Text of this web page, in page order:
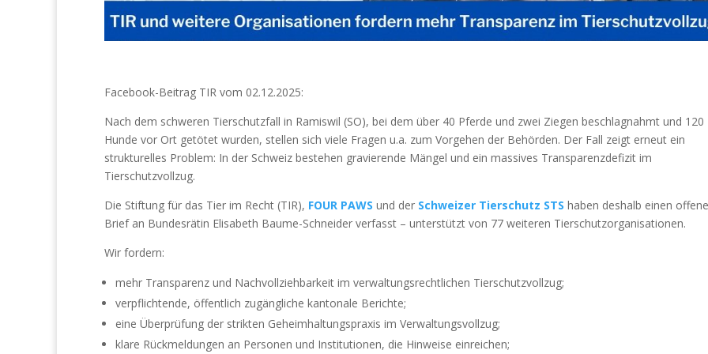
Facebook-Beitrag TIR vom 02.12.2025:
Nach dem schweren Tierschutzfall in Ramiswil (SO), bei dem über 40 Pferde und zwei Ziegen beschlagnahmt und 120
Hunde vor Ort getötet wurden, stellen sich viele Fragen u.a. zum Vorgehen der Behörden. Der Fall zeigt erneut ein
strukturelles Problem: In der Schweiz bestehen gravierende Mängel und ein massives Transparenzdefizit im
Tierschutzvollzug.
Die Stiftung für das Tier im Recht (TIR), FOUR PAWS und der Schweizer Tierschutz STS haben deshalb einen
Brief an Bundesrätin Elisabeth Baume-Schneider verfasst – unterstützt von 77 weiteren Tierschutzorganisationen.
Wir fordern:
mehr Transparenz und Nachvollziehbarkeit im verwaltungsrechtlichen Tierschutzvollzug;
verpflichtende, öffentlich zugängliche kantonale Berichte;
eine Überprüfung der strikten Geheimhaltungspraxis im Verwaltungsvollzug;
klare Rückmeldungen an Personen und Institutionen, die Hinweise einreichen;